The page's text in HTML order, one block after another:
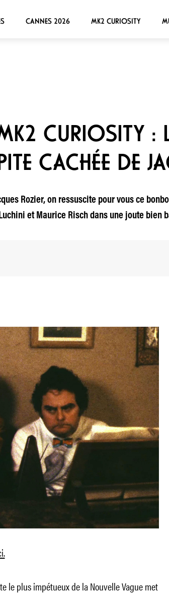
CANNES 2026 MK2 CURIOSITY
CURIOSITY :
CACHÉE DE
Rozier, on ressuscite pour vous ce
et Maurice Risch dans une joute bien
le plus impétueux de la Nouvelle Vague met